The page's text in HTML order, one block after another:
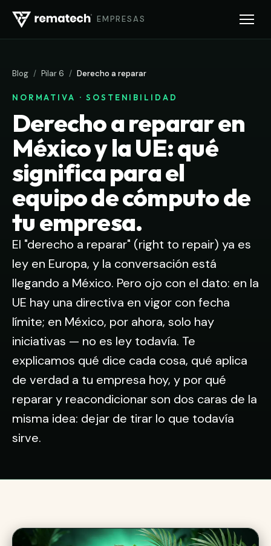
EMPRESAS
Blog / Pilar 6 / Derecho a reparar
NORMATIVA · SOSTENIBILIDAD
Derecho a reparar en
México y la UE: qué
significa para el
equipo de cómputo de
tu empresa.
El "derecho a reparar" (right to repair) ya es
ley en Europa, y la conversación está
llegando a México. Pero ojo con el dato: en la
UE hay una directiva en vigor con fecha
límite; en México, por ahora, solo hay
iniciativas — no es ley todavía. Te
explicamos qué dice cada cosa, qué aplica
de verdad a tu empresa hoy, y por qué
reparar y reacondicionar son dos caras de la
misma idea: dejar de tirar lo que todavía
sirve.